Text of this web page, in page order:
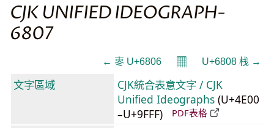
CJK UNIFIED IDEOGRAPH-
6807
← 栆 U+6806 𝄜 U+6808 栈 →
文字區域
CJK統合表意文字 / CJK
Unified Ideographs (U+4E00
–U+9FFF)
PDF表格